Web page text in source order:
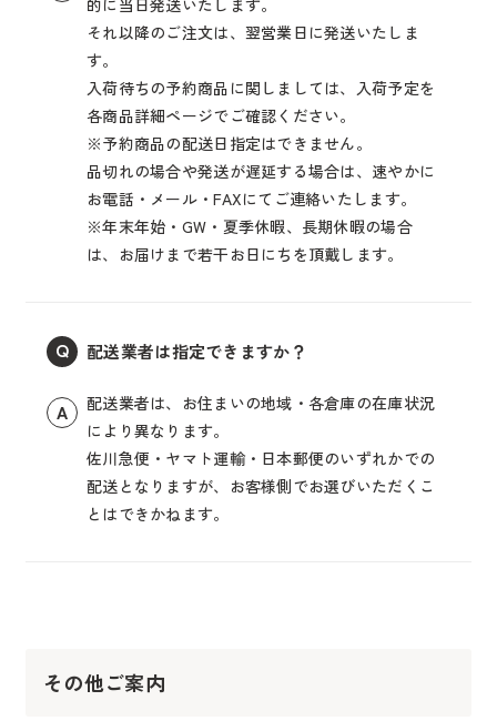
的に当日発送いたします。
それ以降のご注文は、翌営業日に発送いたしま
す。
入荷待ちの予約商品に関しましては、入荷予定を
各商品詳細ページでご確認ください。
※予約商品の配送日指定はできません。
品切れの場合や発送が遅延する場合は、速やかに
お電話・メール・FAXにてご連絡いたします。
※年末年始・GW・夏季休暇、長期休暇の場合
は、お届けまで若干お日にちを頂戴します。
Q 配送業者は指定できますか？
A
配送業者は、お住まいの地域・各倉庫の在庫状況
により異なります。
佐川急便・ヤマト運輸・日本郵便のいずれかでの
配送となりますが、お客様側でお選びいただくこ
とはできかねます。
その他ご案内